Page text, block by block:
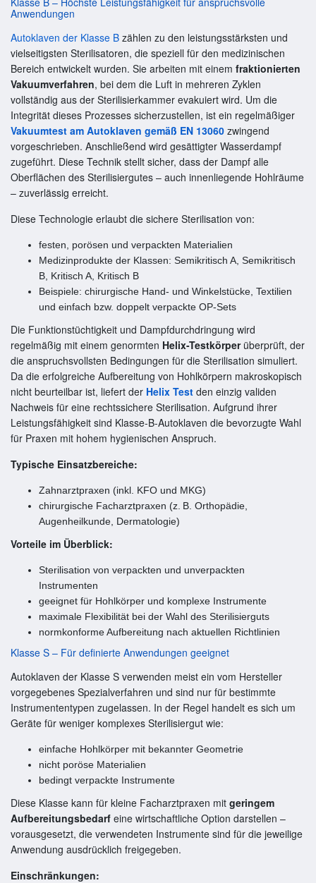
Anwendungen
Autoklaven der Klasse B zählen zu den leistungsstärksten und
vielseitigsten Sterilisatoren, die speziell für den medizinischen
Bereich entwickelt wurden. Sie arbeiten mit einem fraktionierten
Vakuumverfahren, bei dem die Luft in mehreren Zyklen
vollständig aus der Sterilisierkammer evakuiert wird. Um die
Integrität dieses Prozesses sicherzustellen, ist ein regelmäßiger
Vakuumtest am Autoklaven gemäß EN 13060 zwingend
vorgeschrieben. Anschließend wird gesättigter Wasserdampf
zugeführt. Diese Technik stellt sicher, dass der Dampf alle
Oberflächen des Sterilisiergutes – auch innenliegende Hohlräume
– zuverlässig erreicht.
Diese Technologie erlaubt die sichere Sterilisation von:
festen, porösen und verpackten Materialien
Medizinprodukte der Klassen: Semikritisch A, Semikritisch
B, Kritisch A, Kritisch B
Beispiele: chirurgische Hand- und Winkelstücke, Textilien
und einfach bzw. doppelt verpackte OP-Sets
Die Funktionstüchtigkeit und Dampfdurchdringung wird
regelmäßig mit einem genormten Helix-Testkörperüberprüft, der
die anspruchsvollsten Bedingungen für die Sterilisation simuliert.
Da die erfolgreiche Aufbereitung von Hohlkörpern makroskopisch
nicht beurteilbar ist, liefert der Helix Test den einzig validen
Nachweis für eine rechtssichere Sterilisation. Aufgrund ihrer
Leistungsfähigkeit sind Klasse-B-Autoklaven die bevorzugte Wahl
für Praxen mit hohem hygienischen Anspruch.
Typische Einsatzbereiche:
Zahnarztpraxen (inkl. KFO und MKG)
chirurgische Facharztpraxen (z. B. Orthopädie,
Augenheilkunde, Dermatologie)
Vorteile im Überblick:
Sterilisation von verpackten und unverpackten
Instrumenten
geeignet für Hohlkörper und komplexe Instrumente
maximale Flexibilität bei der Wahl des Sterilisierguts
normkonforme Aufbereitung nach aktuellen Richtlinien
Klasse S – Für definierte Anwendungen geeignet
Autoklaven der Klasse S verwenden meist ein vom Hersteller
vorgegebenes Spezialverfahren und sind nur für bestimmte
Instrumententypen zugelassen. In der Regel handelt es sich um
Geräte für weniger komplexes Sterilisiergut wie:
einfache Hohlkörper mit bekannter Geometrie
nicht poröse Materialien
bedingt verpackte Instrumente
Diese Klasse kann für kleine Facharztpraxen mit geringem
Aufbereitungsbedarf eine wirtschaftliche Option darstellen –
vorausgesetzt, die verwendeten Instrumente sind für die jeweilige
Anwendung ausdrücklich freigegeben.
Einschränkungen: